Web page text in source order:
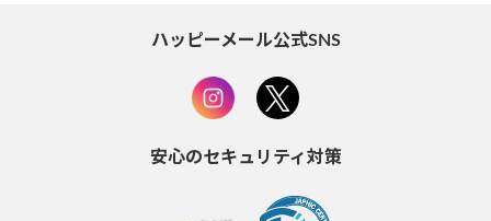
ハッピーメール公式SNS
安心のセキュリティ対策